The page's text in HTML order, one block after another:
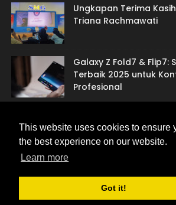
This website uses cookies to ensure
the best experience on our website.
Learn more
Got it!
Ungkapan Terima
Triana Rachmawati
Galaxy Z Fold7 & Flip7:
Terbaik 2025 untuk
Profesional
Jasa Sulih Suara
Gandem Nengsemake
THEMEXPOSE